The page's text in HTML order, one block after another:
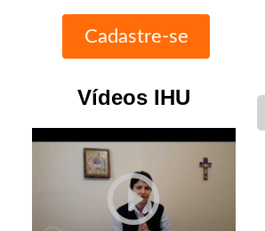
Vídeos IHU
play_circle_outline